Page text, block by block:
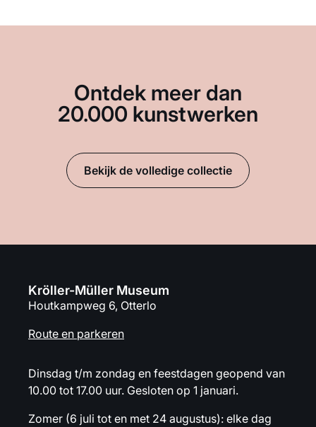
Ontdek meer dan
20.000 kunstwerken
Bekijk de volledige collectie
Kröller-Müller Museum
Houtkampweg 6, Otterlo
Route en parkeren
Dinsdag t/m zondag en feestdagen geopend van
10.00 tot 17.00 uur. Gesloten op 1 januari.
Zomer (6 juli tot en met 24 augustus): elke dag